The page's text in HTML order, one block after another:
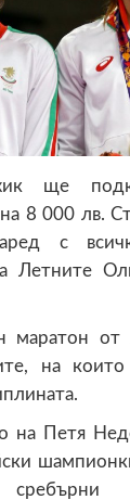
ще
8 000 лв.
с
Летните
маратон от
на
на Петя